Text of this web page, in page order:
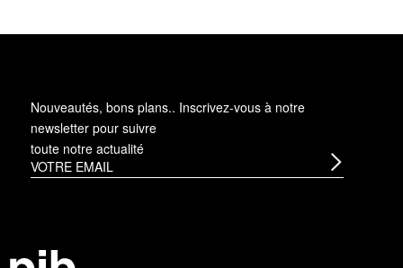
Nouveautés, bons plans.. Inscrivez-vous à notre
newsletter pour suivre
toute notre actualité